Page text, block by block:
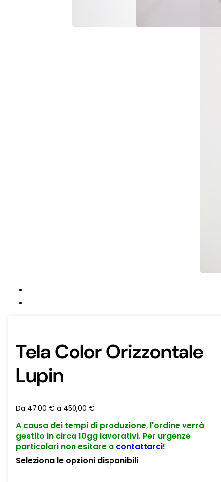
Tela Color Orizzontale
Lupin
Da 47,00 € a 450,00 €
A causa dei tempi di produzione, l'ordine verrà
gestito in circa 10gg lavorativi. Per urgenze
particolari non esitare a contattarci!
Seleziona le opzioni disponibili